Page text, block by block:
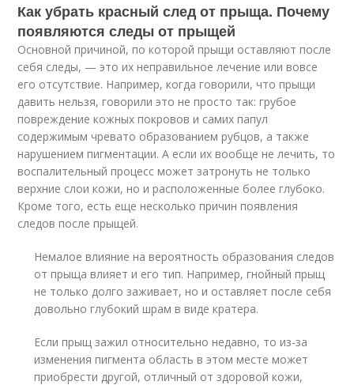
Как убрать красный след от прыща. Почему
появляются следы от прыщей
Основной причиной, по которой прыщи оставляют после
себя следы, — это их неправильное лечение или вовсе
его отсутствие. Например, когда говорили, что прыщи
давить нельзя, говорили это не просто так: грубое
повреждение кожных покровов и самих папул
содержимым чревато образованием рубцов, а также
нарушением пигментации. А если их вообще не лечить, то
воспалительный процесс может затронуть не только
верхние слои кожи, но и расположенные более глубоко.
Кроме того, есть еще несколько причин появления
следов после прыщей.
Немалое влияние на вероятность образования следов
от прыща влияет и его тип. Например, гнойный прыщ
не только долго заживает, но и оставляет после себя
довольно глубокий шрам в виде кратера.
Если прыщ зажил относительно недавно, то из-за
изменения пигмента область в этом месте может
приобрести другой, отличный от здоровой кожи,